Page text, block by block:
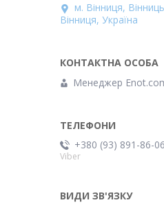
м. Вінниця,
Вінниця, Україна
Менеджер
+380 (93) 891-86-06
Viber